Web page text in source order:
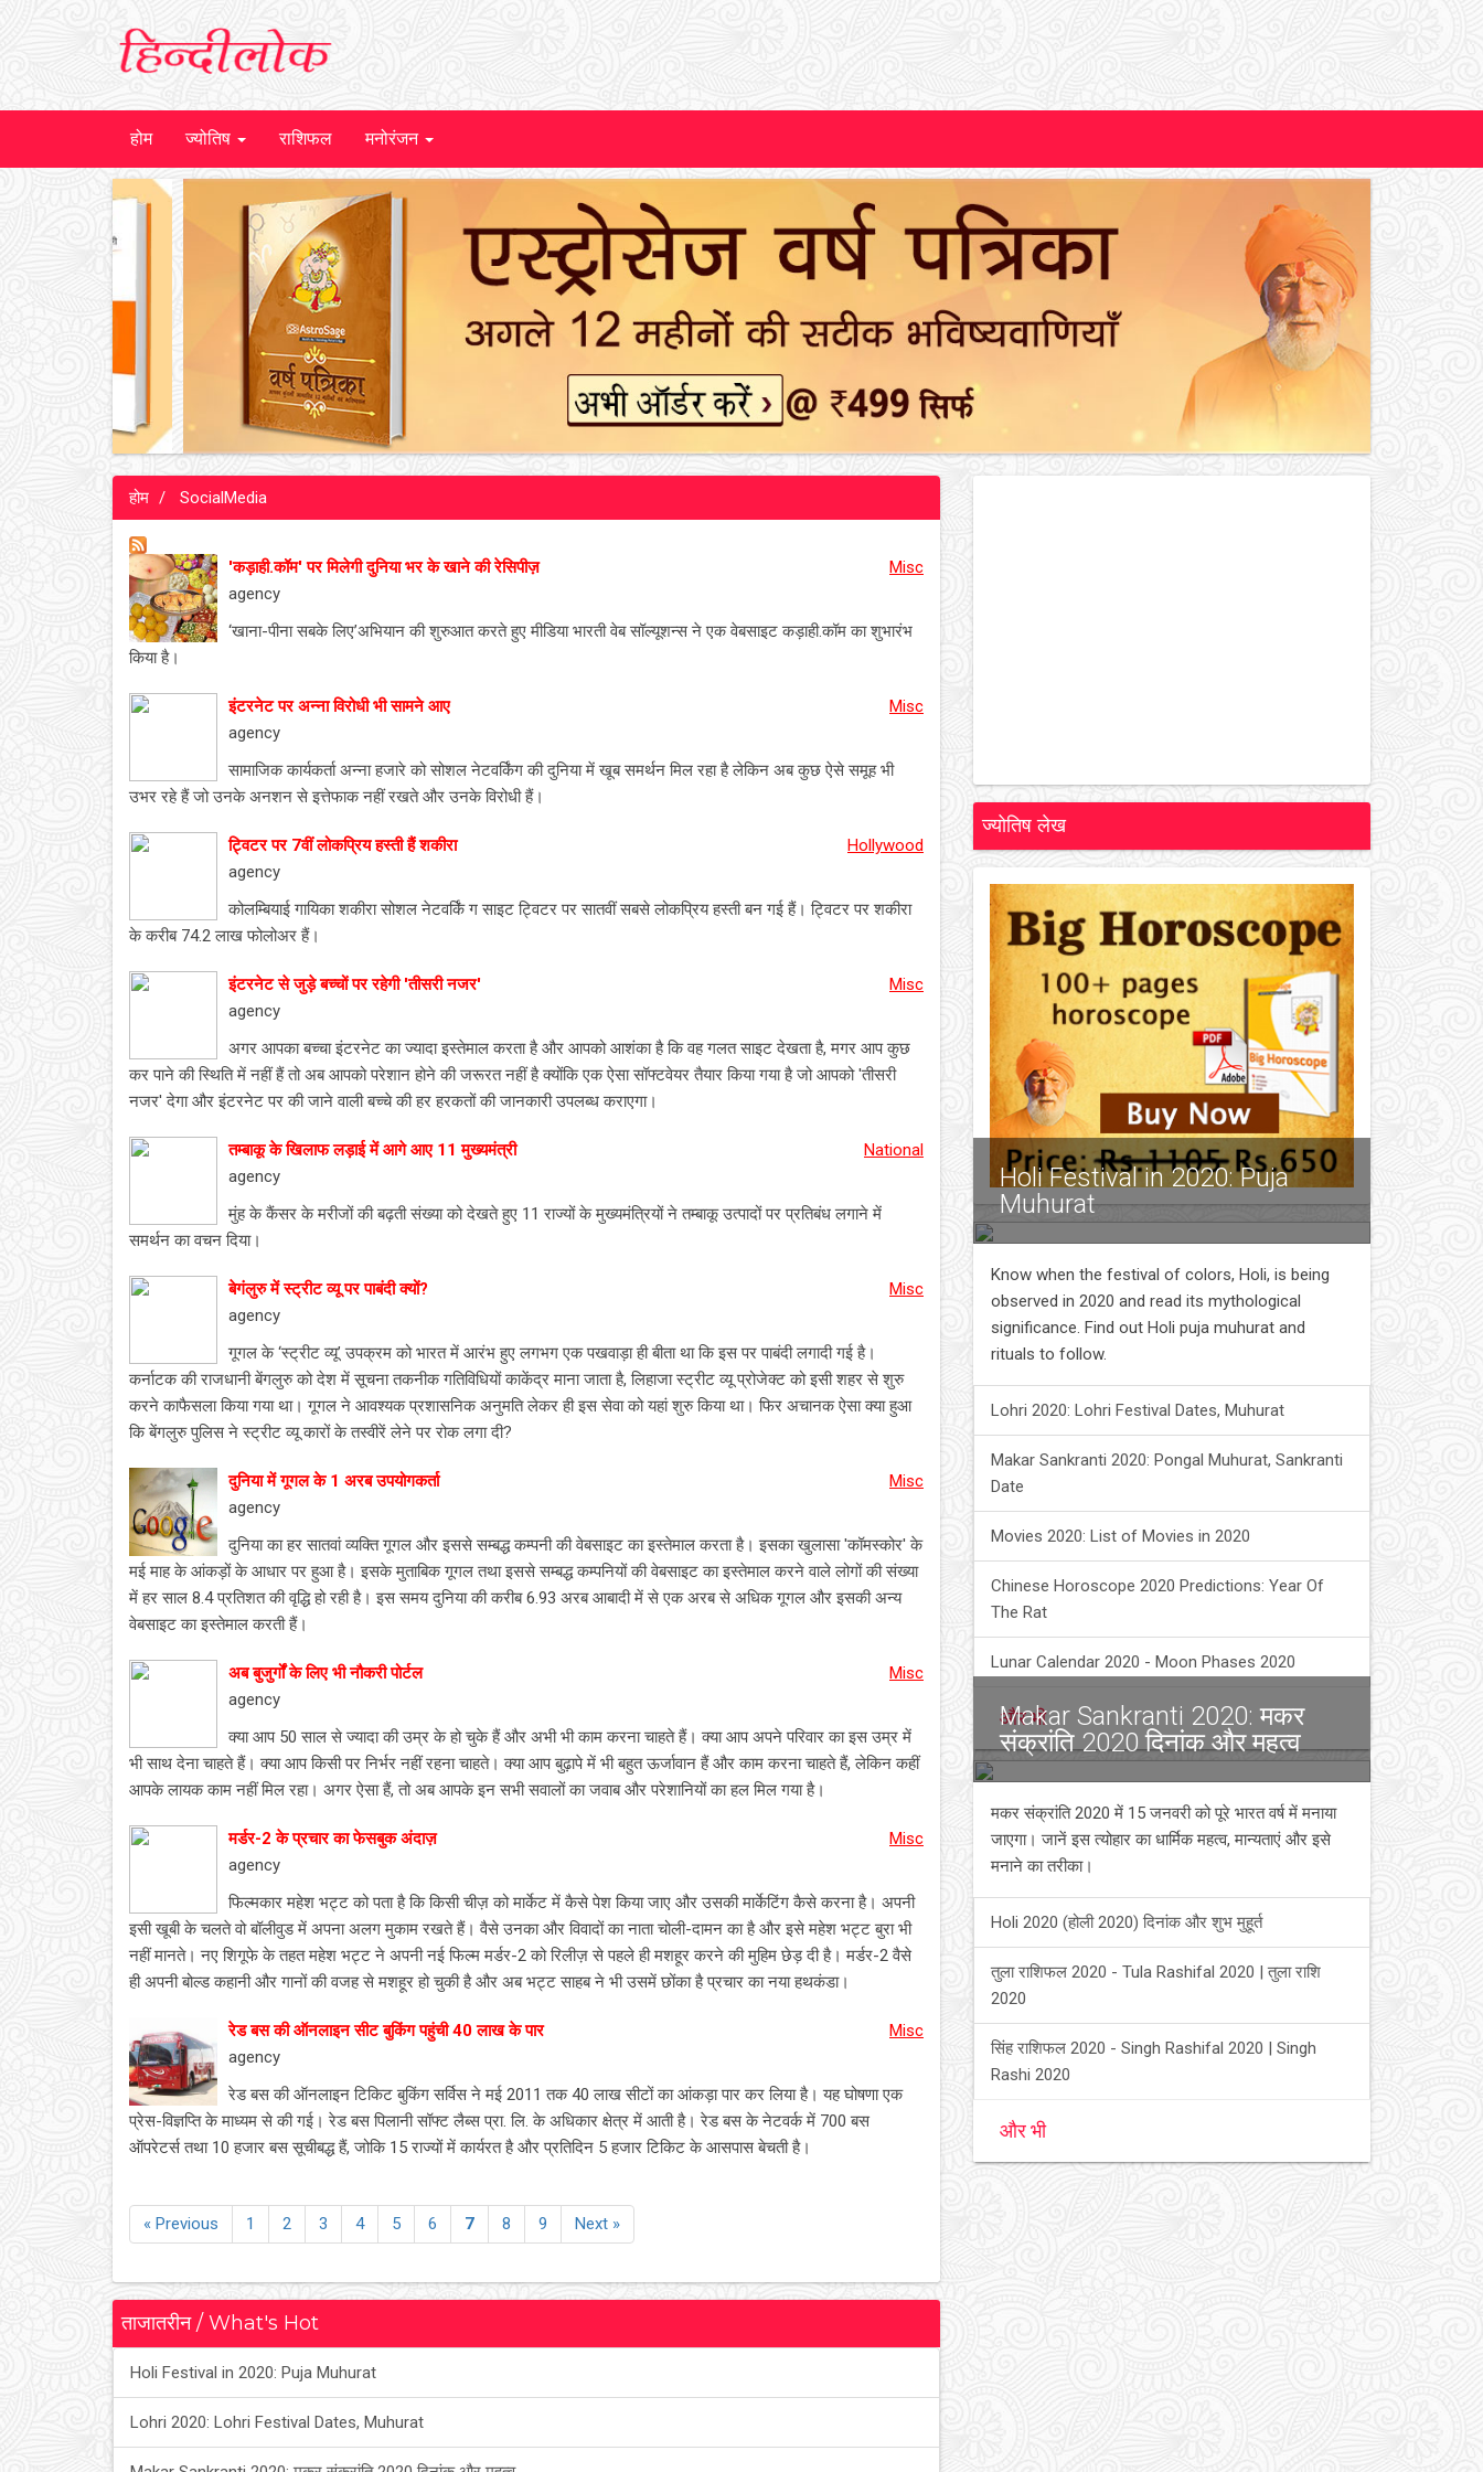
होम ज्योतिष राशिफल मनोरंजन
होम SocialMedia
'कड़ाही.कॉम' पर मिलेगी दुनिया भर के खाने की रेसिपीज़
Misc
agency
‘खाना-पीना सबके लिए’अभियान की शुरुआत करते हुए मीडिया भारती वेब सॉल्यूशन्स ने एक वेबसाइट कड़ाही.कॉम का शुभारंभ
किया है।
इंटरनेट पर अन्ना विरोधी भी सामने आए
Misc
agency
सामाजिक कार्यकर्ता अन्ना हजारे को सोशल नेटवर्किंग की दुनिया में खूब समर्थन मिल रहा है लेकिन अब कुछ ऐसे समूह भी
उभर रहे हैं जो उनके अनशन से इत्तेफाक नहीं रखते और उनके विरोधी हैं।
ट्विटर पर 7वीं लोकप्रिय हस्ती हैं शकीरा
Hollywood
agency
कोलम्बियाई गायिका शकीरा सोशल नेटवर्किं ग साइट ट्विटर पर सातवीं सबसे लोकप्रिय हस्ती बन गई हैं। ट्विटर पर शकीरा
के करीब 74.2 लाख फोलोअर हैं।
इंटरनेट से जुड़े बच्चों पर रहेगी 'तीसरी नजर'
Misc
agency
अगर आपका बच्चा इंटरनेट का ज्यादा इस्तेमाल करता है और आपको आशंका है कि वह गलत साइट देखता है, मगर आप कुछ
कर पाने की स्थिति में नहीं हैं तो अब आपको परेशान होने की जरूरत नहीं है क्योंकि एक ऐसा सॉफ्टवेयर तैयार किया गया है जो आपको 'तीसरी
नजर' देगा और इंटरनेट पर की जाने वाली बच्चे की हर हरकतों की जानकारी उपलब्ध कराएगा।
तम्बाकू के खिलाफ लड़ाई में आगे आए 11 मुख्यमंत्री
National
agency
मुंह के कैंसर के मरीजों की बढ़ती संख्या को देखते हुए 11 राज्यों के मुख्यमंत्रियों ने तम्बाकू उत्पादों पर प्रतिबंध लगाने में
समर्थन का वचन दिया।
बेगंलुरु में स्ट्रीट व्यू पर पाबंदी क्यों?
Misc
agency
गूगल के ‘स्ट्रीट व्यू’ उपक्रम को भारत में आरंभ हुए लगभग एक पखवाड़ा ही बीता था कि इस पर पाबंदी लगादी गई है।
कर्नाटक की राजधानी बेंगलुरु को देश में सूचना तकनीक गतिविधियों काकेंद्र माना जाता है, लिहाजा स्ट्रीट व्यू प्रोजेक्ट को इसी शहर से शुरु
करने काफैसला किया गया था। गूगल ने आवश्यक प्रशासनिक अनुमति लेकर ही इस सेवा को यहां शुरु किया था। फिर अचानक ऐसा क्या हुआ
कि बेंगलुरु पुलिस ने स्ट्रीट व्यू कारों के तस्वीरें लेने पर रोक लगा दी?
दुनिया में गूगल के 1 अरब उपयोगकर्ता
Misc
agency
दुनिया का हर सातवां व्यक्ति गूगल और इससे सम्बद्ध कम्पनी की वेबसाइट का इस्तेमाल करता है। इसका खुलासा 'कॉमस्कोर' के
मई माह के आंकड़ों के आधार पर हुआ है। इसके मुताबिक गूगल तथा इससे सम्बद्ध कम्पनियों की वेबसाइट का इस्तेमाल करने वाले लोगों की संख्या
में हर साल 8.4 प्रतिशत की वृद्धि हो रही है। इस समय दुनिया की करीब 6.93 अरब आबादी में से एक अरब से अधिक गूगल और इसकी अन्य
वेबसाइट का इस्तेमाल करती हैं।
अब बुजुर्गों के लिए भी नौकरी पोर्टल
Misc
agency
क्या आप 50 साल से ज्यादा की उम्र के हो चुके हैं और अभी भी काम करना चाहते हैं। क्या आप अपने परिवार का इस उम्र में
भी साथ देना चाहते हैं। क्या आप किसी पर निर्भर नहीं रहना चाहते। क्या आप बुढ़ापे में भी बहुत ऊर्जावान हैं और काम करना चाहते हैं, लेकिन कहीं
आपके लायक काम नहीं मिल रहा। अगर ऐसा हैं, तो अब आपके इन सभी सवालों का जवाब और परेशानियों का हल मिल गया है।
मर्डर-2 के प्रचार का फेसबुक अंदाज़
Misc
agency
फिल्मकार महेश भट्ट को पता है कि किसी चीज़ को मार्केट में कैसे पेश किया जाए और उसकी मार्केटिंग कैसे करना है। अपनी
इसी खूबी के चलते वो बॉलीवुड में अपना अलग मुकाम रखते हैं। वैसे उनका और विवादों का नाता चोली-दामन का है और इसे महेश भट्ट बुरा भी
नहीं मानते। नए शिगूफे के तहत महेश भट्ट ने अपनी नई फिल्म मर्डर-2 को रिलीज़ से पहले ही मशहूर करने की मुहिम छेड़ दी है। मर्डर-2 वैसे
ही अपनी बोल्ड कहानी और गानों की वजह से मशहूर हो चुकी है और अब भट्ट साहब ने भी उसमें छोंका है प्रचार का नया हथकंडा।
रेड बस की ऑनलाइन सीट बुकिंग पहुंची 40 लाख के पार
Misc
agency
रेड बस की ऑनलाइन टिकिट बुकिंग सर्विस ने मई 2011 तक 40 लाख सीटों का आंकड़ा पार कर लिया है। यह घोषणा एक
प्रेस-विज्ञप्ति के माध्‍यम से की गई। रेड बस पिलानी सॉफ्ट लैब्‍स प्रा. लि. के अधिकार क्षेत्र में आती है। रेड बस के नेटवर्क में 700 बस
ऑपरेटर्स तथा 10 हजार बस सूचीबद्ध हैं, जोकि 15 राज्‍यों में कार्यरत है और प्रतिदिन 5 हजार टिकिट के आसपास बेचती है।
« Previous 1 2 3 4 5 6 7 8 9 Next »
ताजातरीन / What's Hot
Holi Festival in 2020: Puja Muhurat
Lohri 2020: Lohri Festival Dates, Muhurat
ज्योतिष लेख
Holi Festival in 2020: Puja
Muhurat
Know when the festival of colors, Holi, is being
observed in 2020 and read its mythological
significance. Find out Holi puja muhurat and
rituals to follow.
Lohri 2020: Lohri Festival Dates, Muhurat
Makar Sankranti 2020: Pongal Muhurat, Sankranti
Date
Movies 2020: List of Movies in 2020
Chinese Horoscope 2020 Predictions: Year Of
The Rat
Lunar Calendar 2020 - Moon Phases 2020
और भी
Makar Sankranti 2020: मकर
संक्रांति 2020 दिनांक और महत्व
मकर संक्रांति 2020 में 15 जनवरी को पूरे भारत वर्ष में मनाया
जाएगा। जानें इस त्योहार का धार्मिक महत्व, मान्यताएं और इसे
मनाने का तरीका।
Holi 2020 (होली 2020) दिनांक और शुभ मुहूर्त
तुला राशिफल 2020 - Tula Rashifal 2020 | तुला राशि
2020
सिंह राशिफल 2020 - Singh Rashifal 2020 | Singh
Rashi 2020
और भी